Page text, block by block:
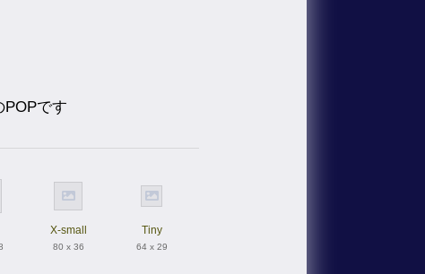
POPです
X-small
80 x 36
Tiny
64 x 29